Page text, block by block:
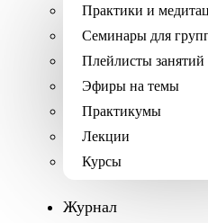
Практики и
Семинары для
Плейлисты занятий
Эфиры на темы
Практикумы
Лекции
Курсы
Журнал